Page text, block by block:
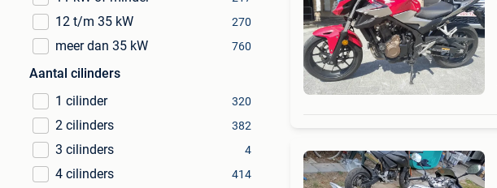
12 t/m 35 kW 270
meer dan 35 kW 760
Aantal cilinders
1 cilinder
320
2 cilinders 382
3 cilinders 4
4 cilinders 414